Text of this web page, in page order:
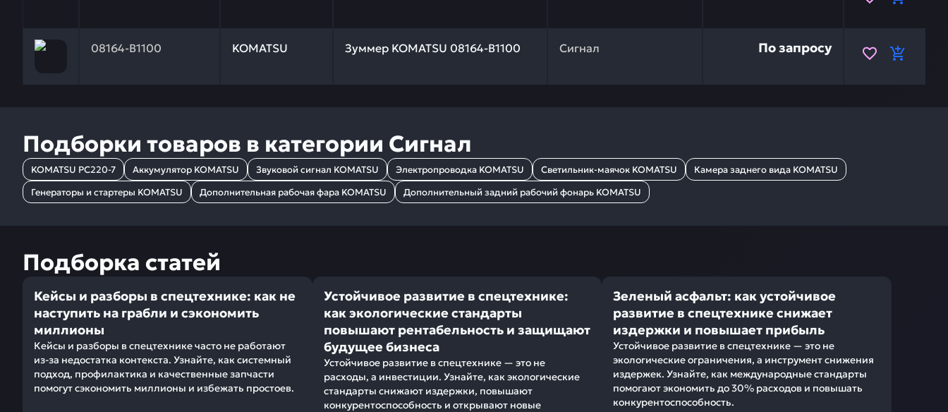
08164-B1100 KOMATSU Зуммер KOMATSU 08164-B1100 Сигнал
Заказывая запчасти у нас, вы получаете гарантию качества и профессиональный подбор. Зуммер KOMATSU 08164-B1100 — это инвестиция в
По запросу
Подборки товаров в категории Сигнал
KOMATSU PC220-7 Аккумулятор KOMATSU Звуковой сигнал KOMATSU Электропроводка KOMATSU Светильник-маячок KOMATSU
Камера заднего вида KOMATSU
Генераторы и стартеры KOMATSU
Дополнительная рабочая фара KOMATSU Дополнительный задний рабочий фонарь KOMATSU
Подборка статей
Кейсы и разборы в спецтехнике: как не
наступить на грабли и сэкономить
миллионы
Кейсы и разборы в спецтехнике часто не работают
из-за недостатка контекста. Узнайте, как системный
подход, профилактика и качественные запчасти
помогут сэкономить миллионы и избежать простоев.
Устойчивое развитие в спецтехнике:
как экологические стандарты
повышают рентабельность и защищают
будущее бизнеса
Устойчивое развитие в спецтехнике — это не
расходы, а инвестиции. Узнайте, как экологические
стандарты снижают издержки, повышают
конкурентоспособность и открывают новые
Зеленый асфальт: как устойчивое
развитие в спецтехнике снижает
издержки и повышает прибыль
Устойчивое развитие в спецтехнике — это не
экологические ограничения, а инструмент снижения
издержек. Узнайте, как международные стандарты
помогают экономить до 30% расходов и повышать
конкурентоспособность.